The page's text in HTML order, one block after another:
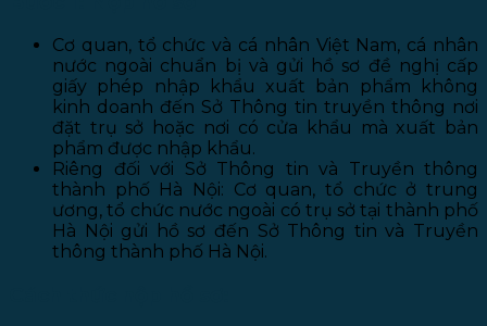
Cơ quan, tổ chức và cá nhân Việt Nam, cá nhân
nước ngoài chuẩn bị và gửi hồ sơ đề nghị cấp
giấy phép nhập khẩu xuất bản phẩm không
kinh doanh đến Sở Thông tin truyền thông nơi
đặt trụ sở hoặc nơi có cửa khẩu mà xuất bản
phẩm được nhập khẩu.
Riêng đối với Sở Thông tin và Truyền thông
thành phố Hà Nội: Cơ quan, tổ chức ở trung
ương, tổ chức nước ngoài có trụ sở tại thành phố
Hà Nội gửi hồ sơ đến Sở Thông tin và Truyền
thông thành phố Hà Nội.